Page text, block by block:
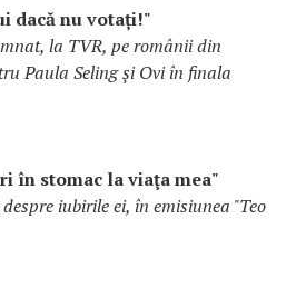
dacă nu votați!"
la TVR, pe românii din
Paula Seling şi Ovi în finala
în stomac la viaţa mea"
iubirile ei, în emisiunea "Teo